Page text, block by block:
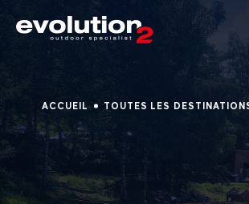
ACCUEIL TOUTES LES